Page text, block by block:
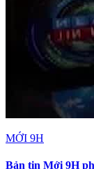
MỚI 9H
Bản tin Mới 9H